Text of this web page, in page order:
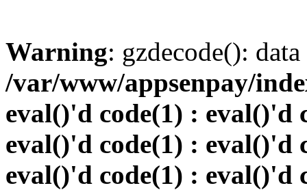
Warning: gzdecode():
/var/www/appsenpay/
eval()'d code(1) : eval()'d
eval()'d code(1) : eval()'d
eval()'d code(1) : eval()'d